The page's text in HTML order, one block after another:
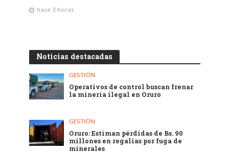
hace 3 horas
Noticias destacadas
GESTIÓN
Operativos de control buscan frenar
la minería ilegal en Oruro
GESTIÓN
Oruro: Estiman pérdidas de Bs. 90
millones en regalías por fuga de
minerales